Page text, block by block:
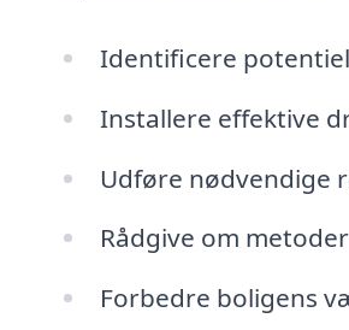
Identificere
Installere effektive
Udføre nødvendige
Rådgive om
Forbedre boligens